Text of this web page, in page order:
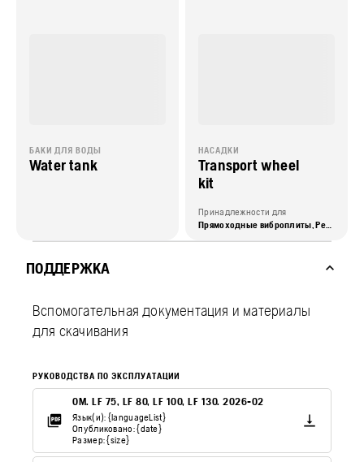
БАКИ ДЛЯ ВОДЫ
Water tank
НАСАДКИ
Transport wheel
kit
Принадлежности для
Прямоходные виброплиты, Реверсивные виброплиты, Трамбовки
ПОДДЕРЖКА
Вспомогательная документация и материалы
для скачивания
РУКОВОДСТВА ПО ЭКСПЛУАТАЦИИ
OM. LF 75, LF 80, LF 100, LF 130. 2026-02
Язык(и): {languageList}
Опубликовано: {date}
Размер: {size}